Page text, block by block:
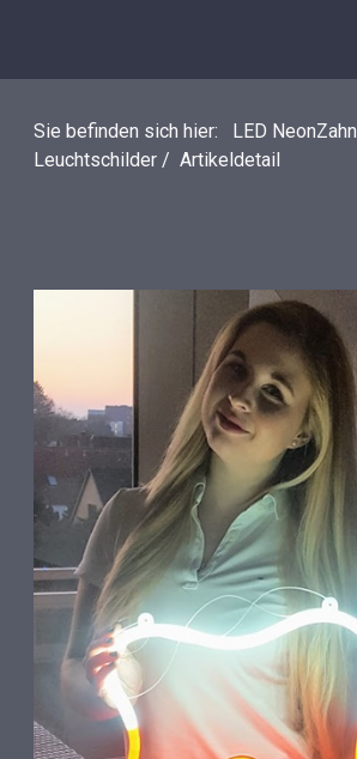
Sie befinden sich hier: LED NeonZahn
Leuchtschilder / Artikeldetail